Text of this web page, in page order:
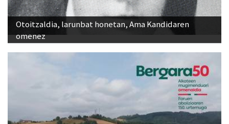
Otoitzaldia, larunbat honetan, Ama Kandidaren
omenez